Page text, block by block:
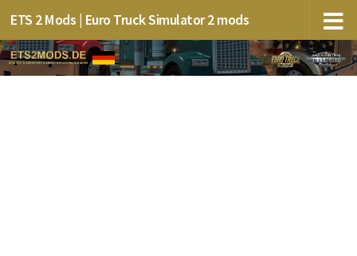
ETS 2 Mods | Euro Truck Simulator 2 mods